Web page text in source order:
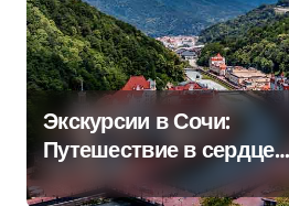
Экскурсии в Сочи:
Путешествие в сердце
Черноморского курорта